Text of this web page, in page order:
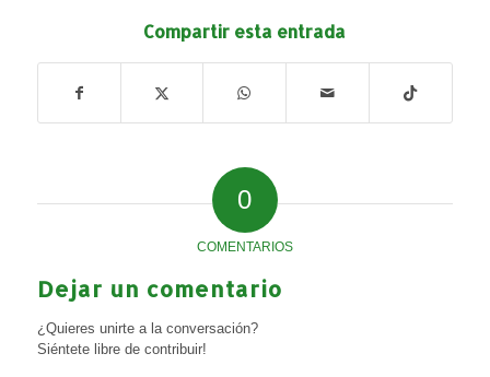
Compartir esta entrada
0
COMENTARIOS
Dejar un comentario
¿Quieres unirte a la conversación?
Siéntete libre de contribuir!